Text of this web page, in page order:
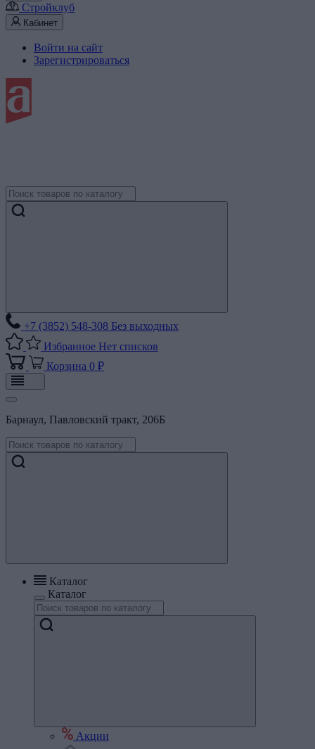
Стройклуб
Кабинет
Войти на сайт
Зарегистрироваться
+7 (3852) 548-308 Без выходных
Избранное Нет списков
Корзина 0 ₽
Барнаул, Павловский тракт, 206Б
Каталог
Каталог
Акции